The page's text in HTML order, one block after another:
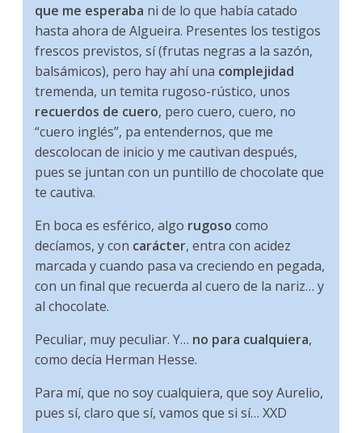
que me esperaba ni de lo que había catado
hasta ahora de Algueira. Presentes los testigos
frescos previstos, sí (frutas negras a la sazón,
balsámicos), pero hay ahí una complejidad
tremenda, un temita rugoso-rústico, unos
recuerdos de cuero, pero cuero, cuero, no
“cuero inglés”, pa entendernos, que me
descolocan de inicio y me cautivan después,
pues se juntan con un puntillo de chocolate que
te cautiva.
En boca es esférico, algo rugoso como
decíamos, y con carácter, entra con acidez
marcada y cuando pasa va creciendo en pegada,
con un final que recuerda al cuero de la nariz… y
al chocolate.
Peculiar, muy peculiar. Y… no para cualquiera,
como decía Herman Hesse.
Para mí, que no soy cualquiera, que soy Aurelio,
pues sí, claro que sí, vamos que si sí… XXD